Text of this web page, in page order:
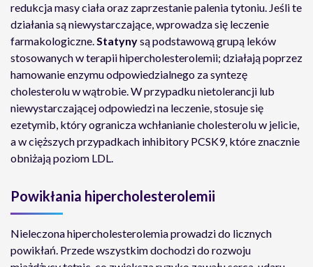
redukcja masy ciała oraz zaprzestanie palenia tytoniu. Jeśli te
działania są niewystarczające, wprowadza się leczenie
farmakologiczne.Statynysą podstawową grupą leków
stosowanych w terapii hipercholesterolemii; działają poprzez
hamowanie enzymu odpowiedzialnego za syntezę
cholesterolu w wątrobie. W przypadku nietolerancji lub
niewystarczającej odpowiedzi na leczenie, stosuje się
ezetymib, który ogranicza wchłanianie cholesterolu w jelicie,
a w cięższych przypadkach inhibitory PCSK9, które znacznie
obniżają poziom LDL.
Powikłania hipercholesterolemii
Nieleczona hipercholesterolemia prowadzi do licznych
powikłań. Przede wszystkim dochodzi do rozwoju